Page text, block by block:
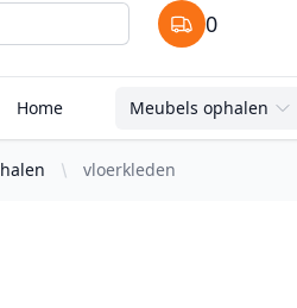
0
items in cart,
Home Meubels ophalen
vloerkleden